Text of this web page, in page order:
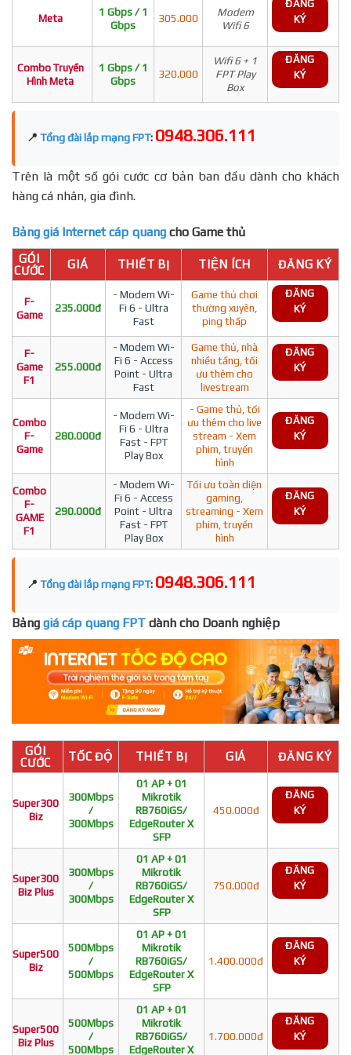
Meta
1 Gbps / 1
Gbps
305.000
Modem
Wifi 6
ĐĂNG
KÝ
Combo Truyền
Hình Meta
1 Gbps / 1
Gbps
320.000
Wifi 6 + 1
FPT Play
Box
ĐĂNG
KÝ
📍 Tổng đài lắp mạng FPT: 0948.306.111
Trên là một số gói cước cơ bản ban đầu dành cho khách
hàng cá nhân, gia đình.
Bảng giá Internet cáp quang cho Game thủ
GÓI
CƯỚC
GIÁ THIẾT BỊ TIỆN ÍCH ĐĂNG KÝ
F-
Game
235.000đ
- Modem Wi-
Fi 6 - Ultra
Fast
Game thủ chơi
thường xuyên,
ping thấp
ĐĂNG
KÝ
F-
Game
F1
255.000đ
- Modem Wi-
Fi 6 - Access
Point - Ultra
Fast
Game thủ, nhà
nhiều tầng, tối
ưu thêm cho
livestream
ĐĂNG
KÝ
Combo
F-
Game
280.000đ
- Modem Wi-
Fi 6 - Ultra
Fast - FPT
Play Box
- Game thủ, tối
ưu thêm cho live
stream - Xem
phim, truyền
hình
ĐĂNG
KÝ
Combo
F-
GAME
F1
290.000đ
- Modem Wi-
Fi 6 - Access
Point - Ultra
Fast - FPT
Play Box
Tối ưu toàn diện
gaming,
streaming - Xem
phim, truyền
hình
ĐĂNG
KÝ
📍 Tổng đài lắp mạng FPT: 0948.306.111
Bảng giá cáp quang FPT dành cho Doanh nghiệp
GÓI
CƯỚC
TỐC ĐỘ THIẾT BỊ GIÁ ĐĂNG KÝ
Super300
Biz
300Mbps
/
300Mbps
01 AP + 01
Mikrotik
RB760iGS/
EdgeRouter X
SFP
450.000đ
ĐĂNG
KÝ
Super300
Biz Plus
300Mbps
/
300Mbps
01 AP + 01
Mikrotik
RB760iGS/
EdgeRouter X
SFP
750.000đ
ĐĂNG
KÝ
Super500
Biz
500Mbps
/
500Mbps
01 AP + 01
Mikrotik
RB760iGS/
EdgeRouter X
SFP
1.400.000đ
ĐĂNG
KÝ
Super500
Biz Plus
500Mbps
/
500Mbps
01 AP + 01
Mikrotik
RB760iGS/
EdgeRouter X
1.700.000đ
ĐĂNG
KÝ